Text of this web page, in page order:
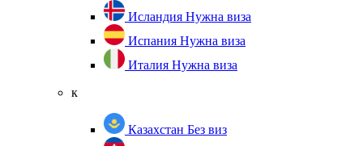
Исландия Нужна виза
Испания Нужна виза
Италия Нужна виза
к
Казахстан Без виз